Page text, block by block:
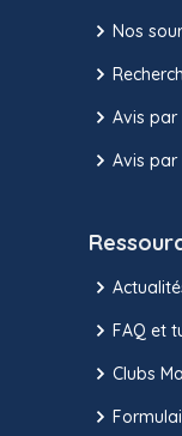
Nos
Avis par
Avis par
FAQ et
Clubs